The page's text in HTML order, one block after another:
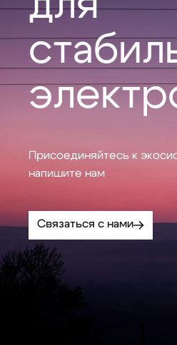
Присоединяйтесь к
напишите нам
Связаться с нами